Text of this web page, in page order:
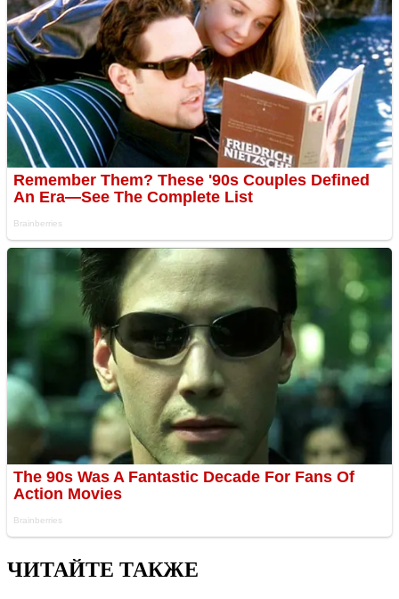
ЧИТАЙТЕ ТАКЖЕ